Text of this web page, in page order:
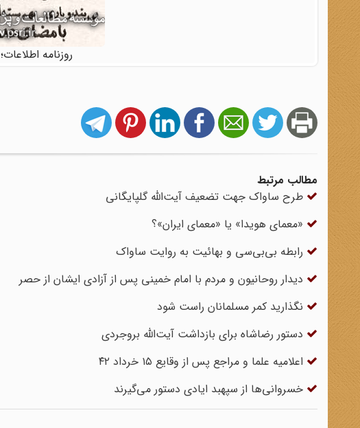
روزنامه اطلاعات؛ ۱۹ آبان ۱۳۳۶
مطالب مرتبط
طرح ساواک جهت تضعیف آیت‌الله گلپایگانی
«معمای هویدا» یا «معمای ایران»؟
رابطه بی‌بی‌سی و بهائیت به روایت ساواک
دیدار روحانیون و مردم با امام خمینی پس از آزادی ایشان از حصر
نگذارید کمر مسلمانان راست شود
دستور رضاشاه برای بازداشت آیت‌‌الله بروجردی
اعلامیه علما و مراجع پس از وقایع ۱۵ خرداد ۴۲
خسروانی‌ها از سپهبد ایادی دستور می‌گیرند